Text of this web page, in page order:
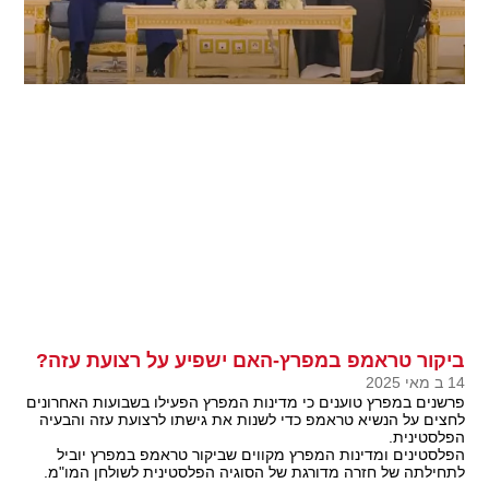
ביקור טראמפ במפרץ-האם ישפיע על רצועת עזה?
14 ב מאי 2025
פרשנים במפרץ טוענים כי מדינות המפרץ הפעילו בשבועות האחרונים
לחצים על הנשיא טראמפ כדי לשנות את גישתו לרצועת עזה והבעיה
הפלסטינית.
הפלסטינים ומדינות המפרץ מקווים שביקור טראמפ במפרץ יוביל
לתחילתה של חזרה מדורגת של הסוגיה הפלסטינית לשולחן המו"מ.